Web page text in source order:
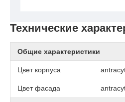
Технические
Общие характеристики
Цвет корпуса
Цвет фасада